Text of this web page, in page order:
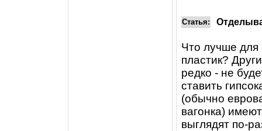
Статья:
Что лучше для
пластик?
редко - не
ставить
(обычно
вагонка)
выглядят по-